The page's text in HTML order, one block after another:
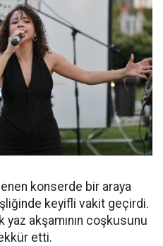
konserde bir araya
keyifli vakit geçirdi.
yaz akşamının coşkusunu
etti.